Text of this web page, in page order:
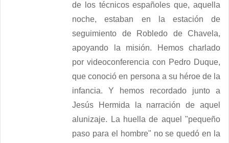
de los técnicos españoles que, aquella
noche, estaban en la estación de
seguimiento de Robledo de Chavela,
apoyando la misión. Hemos charlado
por videoconferencia con Pedro Duque,
que conoció en persona a su héroe de la
infancia. Y hemos recordado junto a
Jesús Hermida la narración de aquel
alunizaje. La huella de aquel "pequeño
paso para el hombre" no se quedó en la